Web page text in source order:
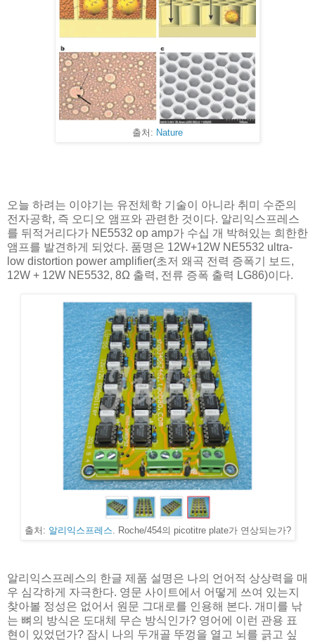
출처: Nature
오늘 하려는 이야기는 유전체학 기술이 아니라 취미 수준의
전자공학, 즉 오디오 앰프와 관련한 것이다. 알리익스프레스
를 뒤적거리다가 NE5532 op amp가 수십 개 박혀있는 희한한
앰프를 발견하게 되었다. 품명은 12W+12W NE5532 ultra-
low distortion power amplifier(초저 왜곡 전력 증폭기 보드,
12W + 12W NE5532, 8Ω 출력, 전류 증폭 출력 LG86)이다.
출처: 알리익스프레스. Roche/454의 picotitre plate가 연상되는가?
알리익스프레스의 한글 제품 설명은 나의 언어적 상상력을 매
우 심각하게 자극한다. 영문 사이트에서 어떻게 쓰여 있는지
찾아볼 정성은 없어서 원문 그대로를 인용해 본다. 개미를 낚
는 뼈의 방식은 도대체 무슨 방식인가? 영어에 이런 관용 표
현이 있었던가? 잠시 나의 두개골 뚜껑을 열고 뇌를 긁고 싶